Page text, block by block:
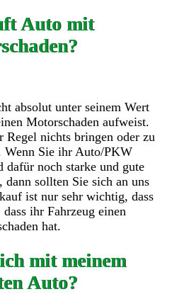
Auto mit
absolut unter seinem Wert
Motorschaden aufweist.
nichts bringen oder zu
Wenn Sie ihr Auto/PKW
dafür noch starke und gute
dann sollten Sie sich an uns
ist nur sehr wichtig, dass
ihr Fahrzeug einen
hat.
mit meinem
Auto?